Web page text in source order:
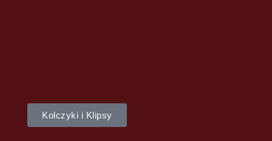
Kolczyki i Klipsy